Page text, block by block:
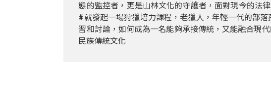
態的監控者，更是山林文化的守護者，面對現今的法
#就發起一場狩獵培力課程，老獵人，年輕一代的部
習和討論，如何成為一名能夠承接傳統，又能融合現
民族傳統文化